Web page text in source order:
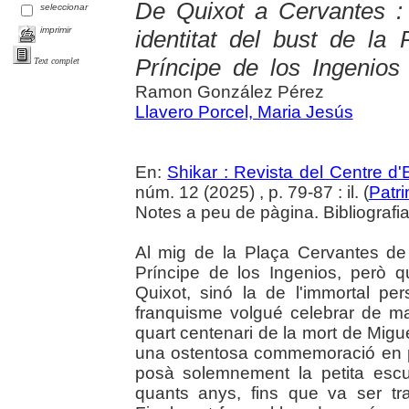
seleccionar
imprimir
Text complet
De Quixot a Cervantes
identitat del bust de la
Príncipe de los Ingenios
Ramon González Pérez
Llavero Porcel, Maria Jesús
En: Shikar : Revista del Centre
núm. 12 (2025) , p. 79-87 : il. (
Notes a peu de pàgina.
Al mig de la Plaça Cervantes
Príncipe de los Ingenios, però
Quixot, sinó la de l'immortal
franquisme volgué celebrar de
quart centenari de la mort de
una ostentosa commemoració
posà solemnement la petita
quants anys, fins que va ser